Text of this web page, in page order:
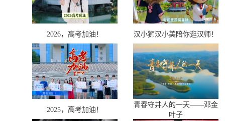
2026，高考加油！ 汉小狮汉小美陪你逛汉师！
2025，高考加油！
青春守井人的一天——邓金
叶子